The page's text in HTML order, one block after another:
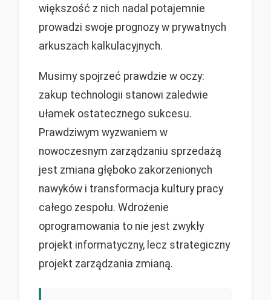
większość z nich nadal potajemnie
prowadzi swoje prognozy w prywatnych
arkuszach kalkulacyjnych.
Musimy spojrzeć prawdzie w oczy:
zakup technologii stanowi zaledwie
ułamek ostatecznego sukcesu.
Prawdziwym wyzwaniem w
nowoczesnym zarządzaniu sprzedażą
jest zmiana głęboko zakorzenionych
nawyków i transformacja kultury pracy
całego zespołu. Wdrożenie
oprogramowania to nie jest zwykły
projekt informatyczny, lecz strategiczny
projekt zarządzania zmianą.